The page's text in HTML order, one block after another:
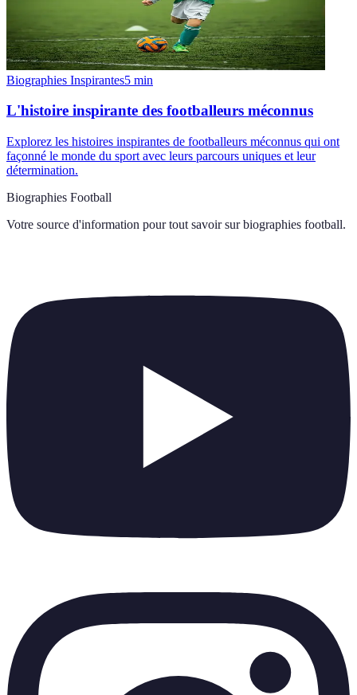
Biographies Inspirantes5 min
L'histoire inspirante des footballeurs méconnus
Explorez les histoires inspirantes de footballeurs méconnus qui ont
façonné le monde du sport avec leurs parcours uniques et leur
détermination.
Biographies Football
Votre source d'information pour tout savoir sur biographies football.